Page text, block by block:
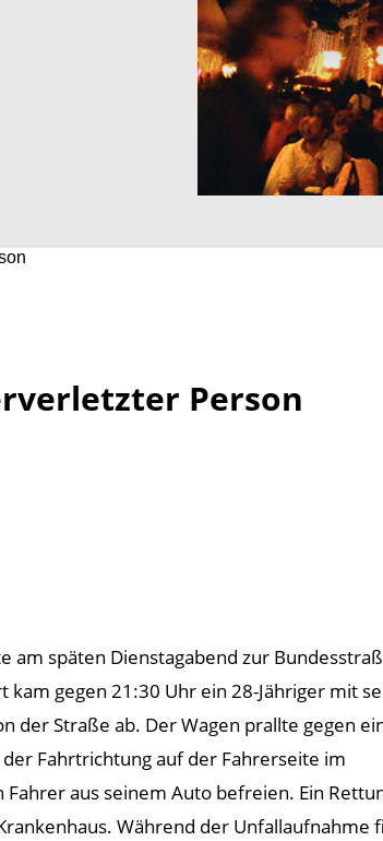
Person
am späten Dienstagabend zur
gegen 21:30 Uhr ein 28-Jähriger mit
der Straße ab. Der Wagen prallte gegen
Fahrtrichtung auf der Fahrerseite im
aus seinem Auto befreien. Ein
Während der Unfallaufnahme